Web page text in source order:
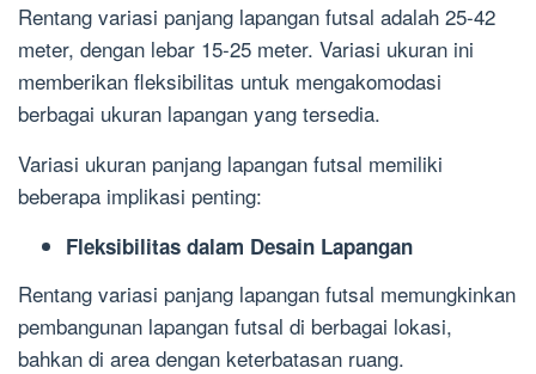
Rentang variasi panjang lapangan futsal adalah 25-42
meter, dengan lebar 15-25 meter. Variasi ukuran ini
memberikan fleksibilitas untuk mengakomodasi
berbagai ukuran lapangan yang tersedia.
Variasi ukuran panjang lapangan futsal memiliki
beberapa implikasi penting:
Fleksibilitas dalam Desain Lapangan
Rentang variasi panjang lapangan futsal memungkinkan
pembangunan lapangan futsal di berbagai lokasi,
bahkan di area dengan keterbatasan ruang.